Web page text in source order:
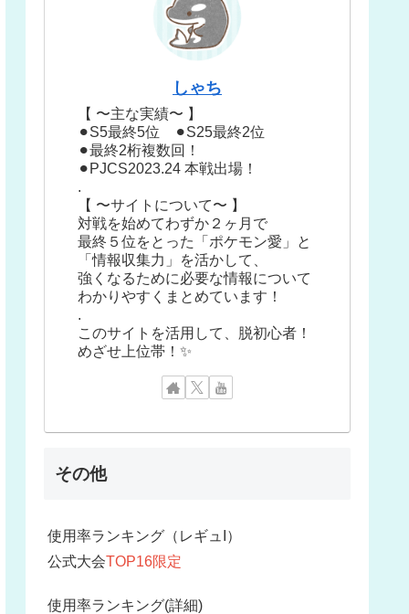
しゃち
【 〜主な実績〜 】
⚫︎S5最終5位 ⚫︎S25最終2位
⚫︎最終2桁複数回！
⚫︎PJCS2023.24 本戦出場！
.
【 〜サイトについて〜 】
対戦を始めてわずか２ヶ月で
最終５位をとった「ポケモン愛」と
「情報収集力」を活かして、
強くなるために必要な情報について
わかりやすくまとめています！
.
このサイトを活用して、脱初心者！
めざせ上位帯！✨
その他
使用率ランキング（レギュI）
公式大会TOP16限定
使用率ランキング(詳細)